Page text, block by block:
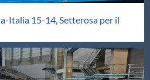
Italia 15-14, Setterosa per il